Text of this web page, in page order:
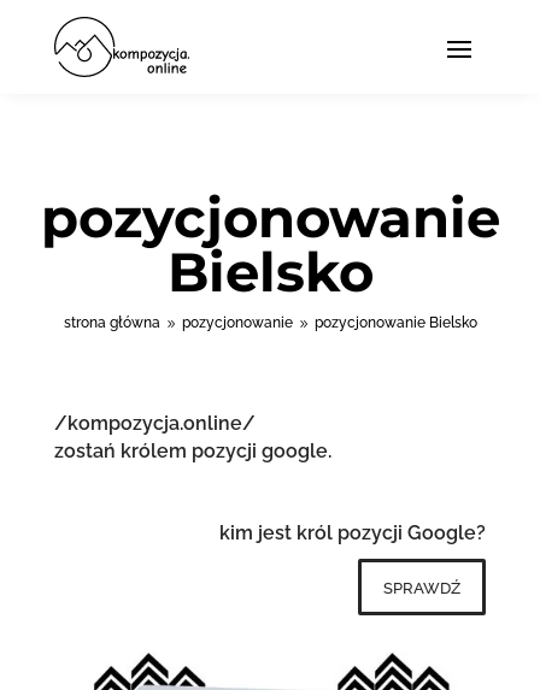
pozycjonowanie
Bielsko
strona główna 9 pozycjonowanie 9 pozycjonowanie Bielsko
/kompozycja.online/
zostań królem pozycji google.
kim jest król pozycji Google?
sprawdź